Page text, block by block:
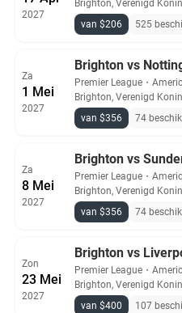
2027
Brighton, Verenigd
van $206
525
Za
1 Mei
2027
Brighton vs
Premier League ・
Brighton, Verenigd
van $356
74
Za
8 Mei
2027
Brighton vs
Premier League ・
Brighton, Verenigd
van $356
74
Zon
23 Mei
2027
Brighton vs
Premier League ・
Brighton, Verenigd
van $400
107